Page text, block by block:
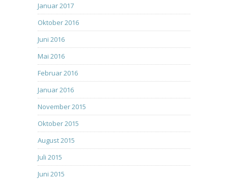
Januar 2017
Oktober 2016
Juni 2016
Mai 2016
Februar 2016
Januar 2016
November 2015
Oktober 2015
August 2015
Juli 2015
Juni 2015